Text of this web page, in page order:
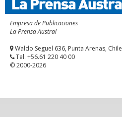
Empresa de Publicaciones
La Prensa Austral
Waldo Seguel 636, Punta Arenas, Chile
Tel. +56.61 220 40 00
© 2000-2026